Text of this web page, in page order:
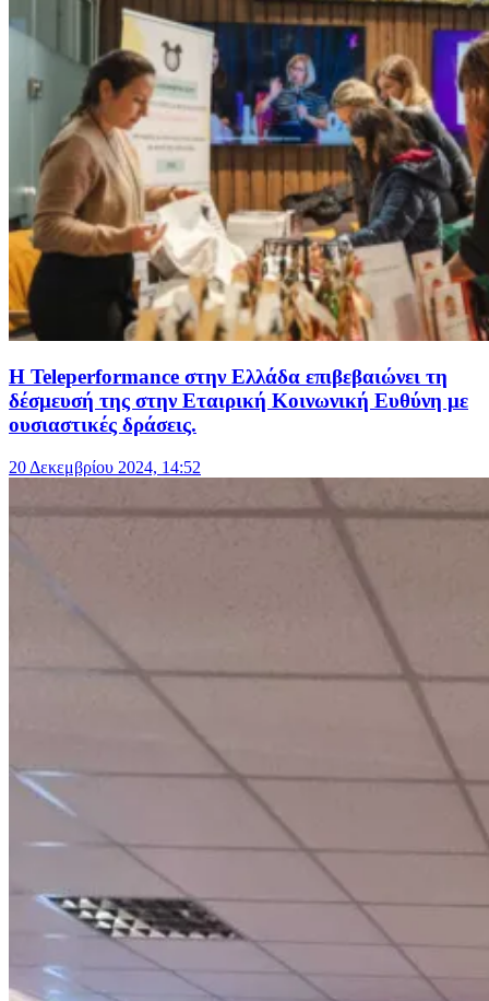
Η Teleperformance στην Ελλάδα επιβεβαιώνει τη
δέσμευσή της στην Εταιρική Κοινωνική Ευθύνη με
ουσιαστικές δράσεις.
20 Δεκεμβρίου 2024, 14:52